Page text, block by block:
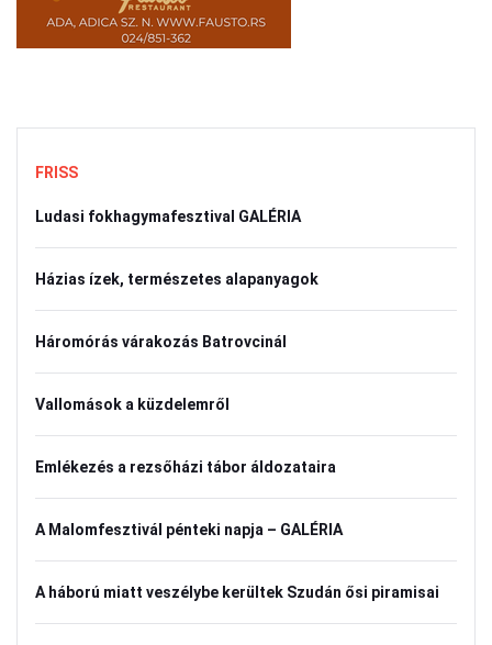
FRISS
Ludasi fokhagymafesztival GALÉRIA
Házias ízek, természetes alapanyagok
Háromórás várakozás Batrovcinál
Vallomások a küzdelemről
Emlékezés a rezsőházi tábor áldozataira
A Malomfesztivál pénteki napja – GALÉRIA
A háború miatt veszélybe kerültek Szudán ősi piramisai